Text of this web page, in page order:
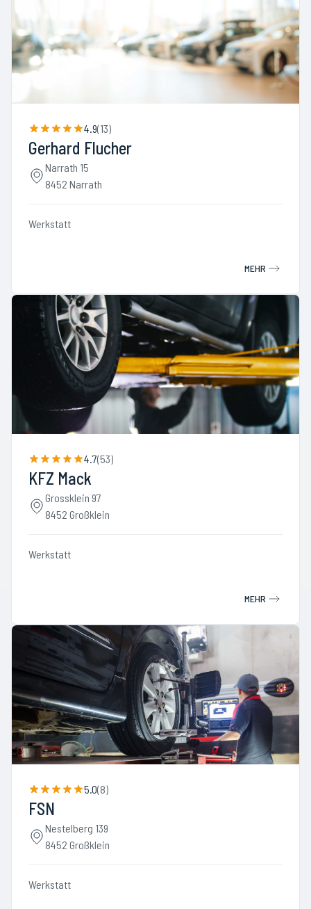
4.9(13)
Gerhard Flucher
Narrath 15
8452 Narrath
Werkstatt
MEHR
4.7(53)
KFZ Mack
Grossklein 97
8452 Großklein
Werkstatt
MEHR
5.0(8)
FSN
Nestelberg 139
8452 Großklein
Werkstatt